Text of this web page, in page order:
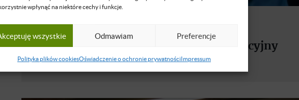
wpłynąć na niektóre cechy i funkcje.
wszystkie Odmawiam Preferencje
Polityka plików cookiesOświadczenie o ochronie prywatnościImpressum
Piotr Mrzygłód
SL Zarządzanie 22/23 Projekt Specjalizacyjny
NIEDOSTĘPNE POLSKI 25 MAJ 2024